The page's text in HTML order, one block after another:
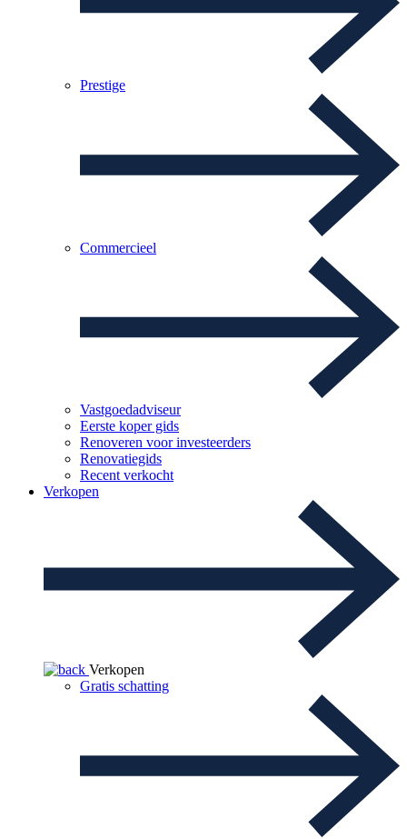
Prestige
Commercieel
Vastgoedadviseur
Eerste koper gids
Renoveren voor investeerders
Renovatiegids
Recent verkocht
Verkopen
Verkopen
Gratis schatting